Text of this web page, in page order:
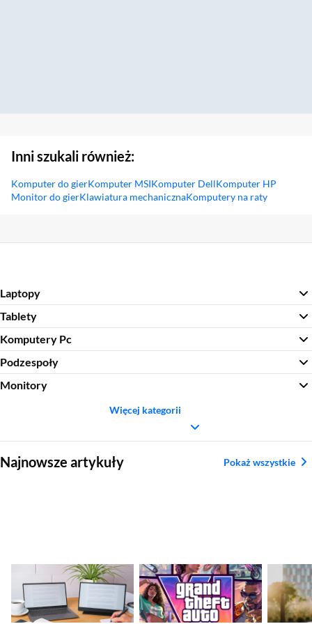
Inni szukali również:
Komputer do gierKomputer MSIKomputer DellKomputer HP
Monitor do gierKlawiatura mechanicznaKomputery na raty
Laptopy
Tablety
Komputery Pc
Podzespoły
Monitory
Więcej kategorii
Najnowsze artykuły Pokaż wszystkie
Jaki monitor
przenośny do laptopa
wybrać? Ranking
GTA VI – premiera
coraz bliżej. Rockstar
Games wkrótce
zaprezentuję
–